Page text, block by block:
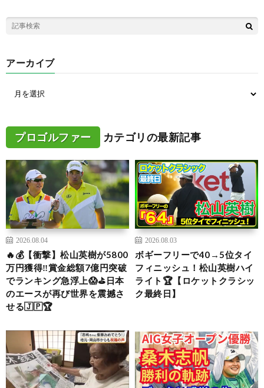
アーカイブ
プロゴルファー カテゴリの最新記事
2026.08.04
🔥💰【衝撃】松山英樹が5800
万円獲得‼️賞金総額7億円突破
でランキング急浮上😱⛳日本
のエースが再び世界を震撼さ
せる🇯🇵🏆
2026.08.03
ボギーフリーで40→5位タイ
フィニッシュ！松山英樹ハイ
ライト🏆【ロケットクラシッ
ク最終日】